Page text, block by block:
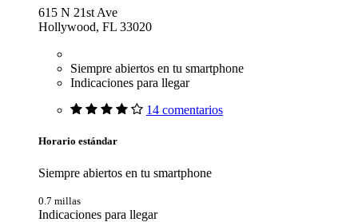
615 N 21st Ave
Hollywood, FL 33020
Siempre abiertos en tu smartphone
Indicaciones para llegar
14 comentarios
Horario estándar
Siempre abiertos en tu smartphone
0.7 millas
Indicaciones para llegar